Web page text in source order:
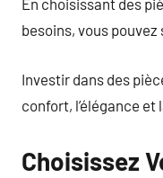
En choisissant des
besoins, vous
Investir dans des
confort, l’élégance et
Choisissez